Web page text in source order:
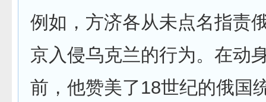
例如，方济各从未点名指责
京入侵乌克兰的行为。在动
前，他赞美了18世纪的俄国